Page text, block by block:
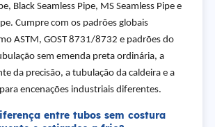
Black Seamless Pipe, MS Seamless Pipe e
Cumpre com os padrões globais
ASTM, GOST 8731/8732 e padrões do
sem emenda preta ordinária, a
da precisão, a tubulação da caldeira e a
encenações industriais diferentes.
entre tubos sem costura